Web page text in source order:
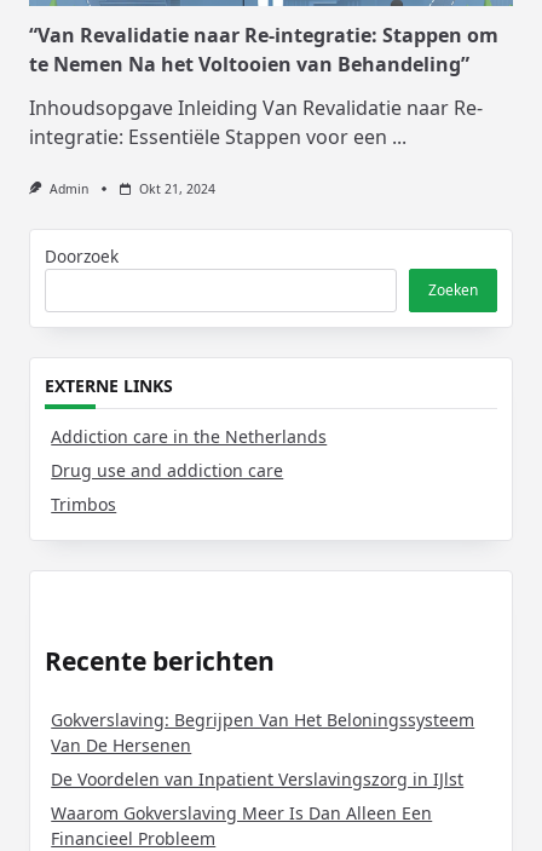
“Van Revalidatie naar Re-integratie: Stappen om
te Nemen Na het Voltooien van Behandeling”
Inhoudsopgave Inleiding Van Revalidatie naar Re-
integratie: Essentiële Stappen voor een ...
Admin Okt 21, 2024
Doorzoek
Zoeken
EXTERNE LINKS
Addiction care in the Netherlands
Drug use and addiction care
Trimbos
Recente berichten
Gokverslaving: Begrijpen Van Het Beloningssysteem
Van De Hersenen
De Voordelen van Inpatient Verslavingszorg in IJlst
Waarom Gokverslaving Meer Is Dan Alleen Een
Financieel Probleem